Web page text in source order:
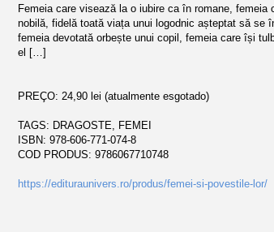
Femeia care visează la o iubire ca în romane,
nobilă, fidelă toată viața unui logodnic așteptat să se
femeia devotată orbește unui copil, femeia care își
el […]
PREÇO: 24,90 lei (atualmente esgotado)
TAGS: DRAGOSTE, FEMEI
ISBN: 978-606-771-074-8
COD PRODUS: 9786067710748
https://edituraunivers.ro/produs/femei-si-povestile-lor/